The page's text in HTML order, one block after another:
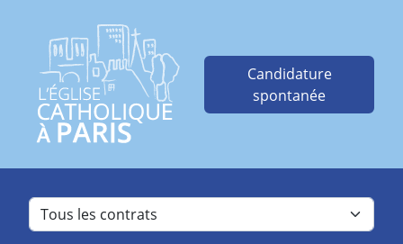
Candidature
spontanée